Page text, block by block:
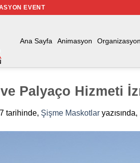
EVENT
Ana Sayfa Animasyon Organizasyon
Palyaço Hizmeti
tarihinde, Şişme Maskotlar yazısında,